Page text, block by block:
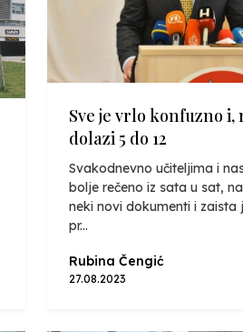
Sve je vrlo konfuzno i,
dolazi 5 do 12
Svakodnevno učiteljima i
bolje rečeno iz sata u sat,
neki novi dokumenti i zaista
pr...
Rubina Čengić
27.08.2023